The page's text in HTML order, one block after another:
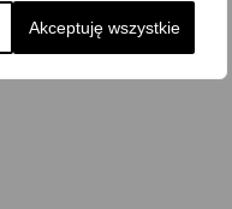
Akceptuję wszystkie